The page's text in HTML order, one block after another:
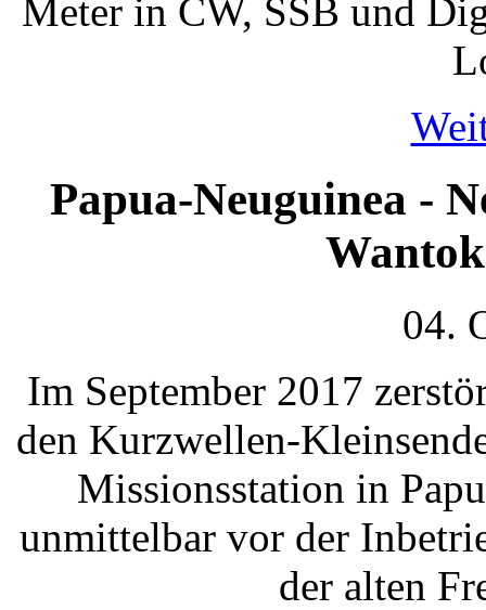
Meter in CW, SSB und
Papua-Neuguinea -
04.
Im September 2017
den Kurzwellen-
Missionsstation in
unmittelbar vor der
der alten